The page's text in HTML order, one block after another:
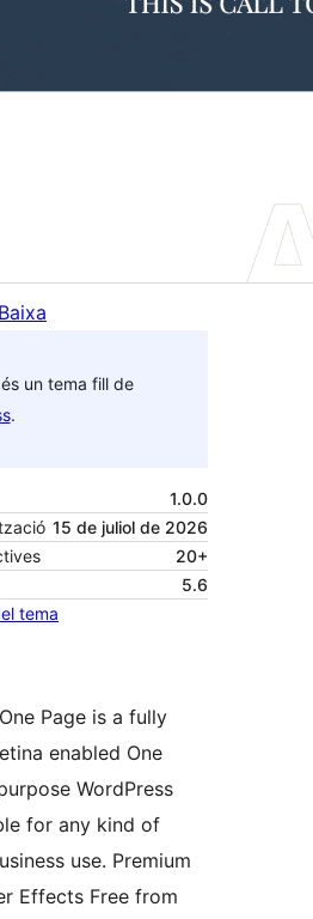
Baixa
un tema fill de
.
1.0.0
15 de juliol de 2026
20+
5.6
tema
Page is a fully
enabled One
WordPress
for any kind of
use. Premium
Effects Free from